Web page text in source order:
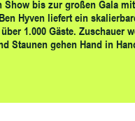
Show bis zur großen Gala
Hyven liefert ein
1.000 Gäste. Zuschauer
Staunen gehen Hand in